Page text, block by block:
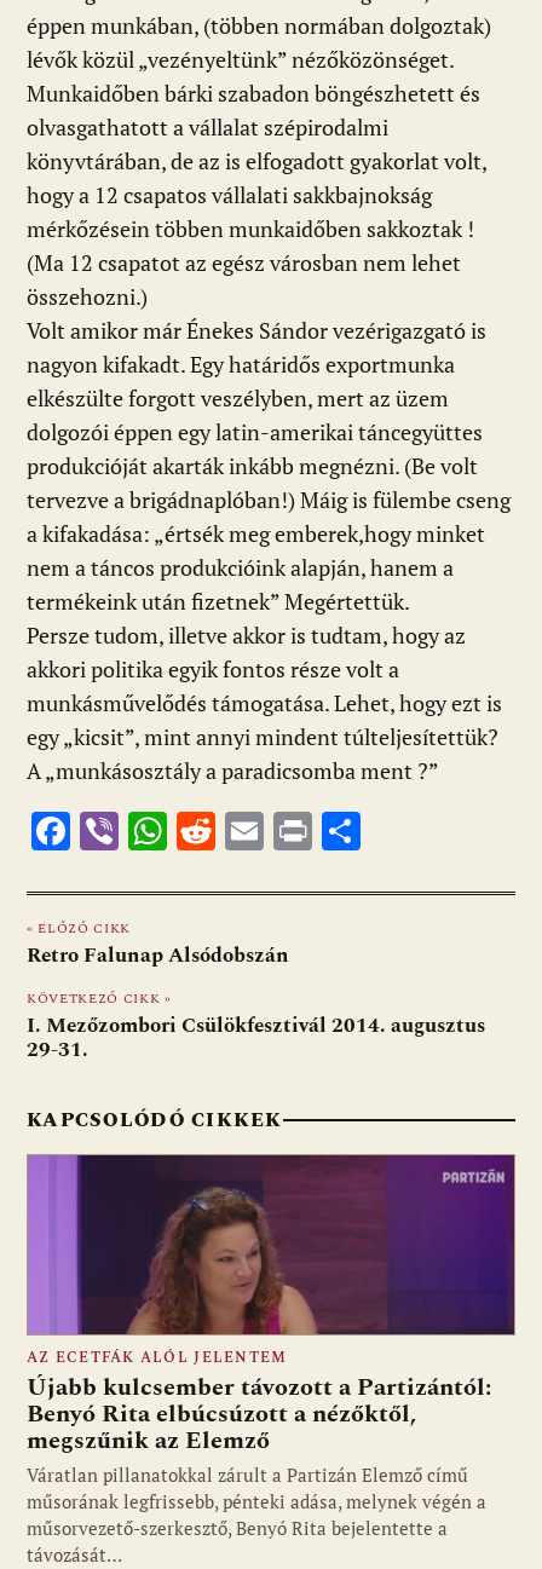
éppen munkában, (többen normában dolgoztak)
lévők közül „vezényeltünk” nézőközönséget.
Munkaidőben bárki szabadon böngészhetett és
olvasgathatott a vállalat szépirodalmi
könyvtárában, de az is elfogadott gyakorlat volt,
hogy a 12 csapatos vállalati sakkbajnokság
mérkőzésein többen munkaidőben sakkoztak !
(Ma 12 csapatot az egész városban nem lehet
összehozni.)
Volt amikor már Énekes Sándor vezérigazgató is
nagyon kifakadt. Egy határidős exportmunka
elkészülte forgott veszélyben, mert az üzem
dolgozói éppen egy latin-amerikai táncegyüttes
produkcióját akarták inkább megnézni. (Be volt
tervezve a brigádnaplóban!) Máig is fülembe cseng
a kifakadása: „értsék meg emberek,hogy minket
nem a táncos produkcióink alapján, hanem a
termékeink után fizetnek” Megértettük.
Persze tudom, illetve akkor is tudtam, hogy az
akkori politika egyik fontos része volt a
munkásművelődés támogatása. Lehet, hogy ezt is
egy „kicsit”, mint annyi mindent túlteljesítettük?
A „munkásosztály a paradicsomba ment ?”
F
e
b
o
o
k
Vi
er
W
at
s
A
p
R
d
di
E
ai
l
Pr
t za
g
« ELŐZŐ CIKK
Retro Falunap Alsódobszán
KÖVETKEZŐ CIKK »
I. Mezőzombori Csülökfesztivál 2014. augusztus
29-31.
KAPCSOLÓDÓ CIKKEK
Fotó: media1.hu
AZ ECETFÁK ALÓL JELENTEM
Újabb kulcsember távozott a Partizántól:
Benyó Rita elbúcsúzott a nézőktől,
megszűnik az Elemző
Váratlan pillanatokkal zárult a Partizán Elemző című
műsorának legfrissebb, pénteki adása, melynek végén a
műsorvezető-szerkesztő, Benyó Rita bejelentette a
távozását…